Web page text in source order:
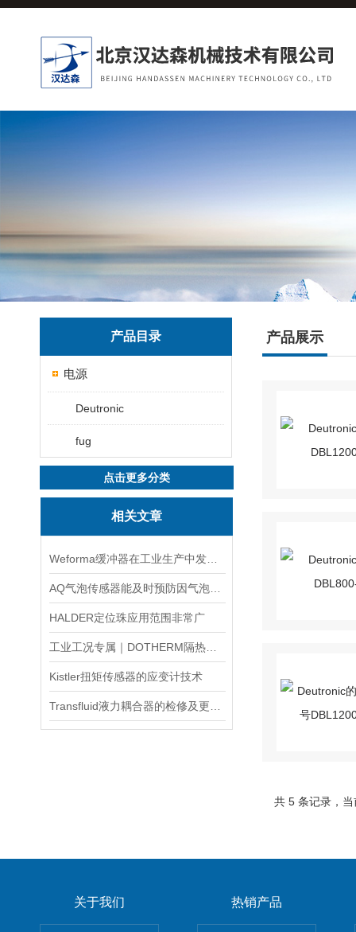
产品目录
电源
Deutronic
fug
点击更多分类
相关文章
HALDER定位珠应用范围非常广
Kistler扭矩传感器的应变计技术
产品展示
共 5 条记录，
关于我们 热销产品